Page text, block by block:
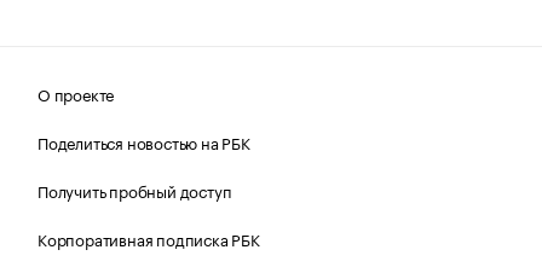
О проекте
Поделиться новостью на РБК
Получить пробный доступ
Корпоративная подписка РБК